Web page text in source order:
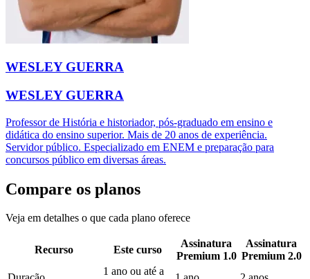
WESLEY GUERRA
WESLEY GUERRA
Professor de História e historiador, pós-graduado em ensino e
didática do ensino superior. Mais de 20 anos de experiência.
Servidor público. Especializado em ENEM e preparação para
concursos público em diversas áreas.
Compare os planos
Veja em detalhes o que cada plano oferece
Recurso Este curso
Assinatura
Premium 1.0
Assinatura
Premium 2.0
1 ano ou até a